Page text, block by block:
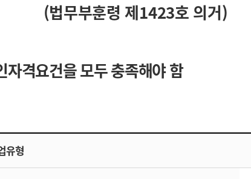
(법무부훈령 제1423호 의거)
격요건을 모두 충족해야 함
유형